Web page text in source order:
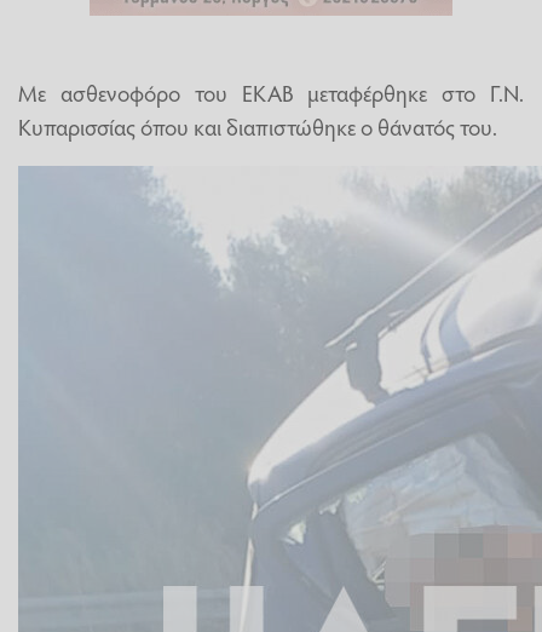
Με ασθενοφόρο του ΕΚΑΒ μεταφέρθηκε στο Γ.Ν.
Κυπαρισσίας όπου και διαπιστώθηκε ο θάνατός του.